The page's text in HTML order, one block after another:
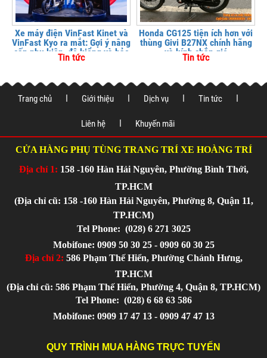
Xe máy điện VinFast Kinet và
VinFast Kyo ra mắt: Gợi ý nâng
cấp phụ kiện, độ kiểng và bảo
vệ xe tại
Tin tức
Honda CG125 tiện ích hơn với
thùng Givi B27NX chính hãng
và kính chắn gió
Tin tức
Trang chủ Giới thiệu Dịch vụ Tin tức
Liên hệ Khuyến mãi
CỬA HÀNG PHỤ TÙNG TRANG TRÍ XE HOÀNG TRÍ
Địa chỉ 1: 158 -160 Hàn Hải Nguyên, Phường Bình Thới,
TP.HCM
(Địa chỉ cũ: 158 -160 Hàn Hải Nguyên, Phường 8, Quận 11,
TP.HCM)
Tel Phone: (028) 6 271 3025
Mobifone: 0909 50 30 25 - 0909 60 30 25
Địa chỉ 2: 586 Phạm Thế Hiển, Phường Chánh Hưng,
TP.HCM
(Địa chỉ cũ: 586 Phạm Thế Hiển, Phường 4, Quận 8, TP.HCM)
Tel Phone: (028) 6 68 63 586
Mobifone: 0909 17 47 13 - 0909 47 47 13
QUY TRÌNH MUA HÀNG TRỰC TUYẾN